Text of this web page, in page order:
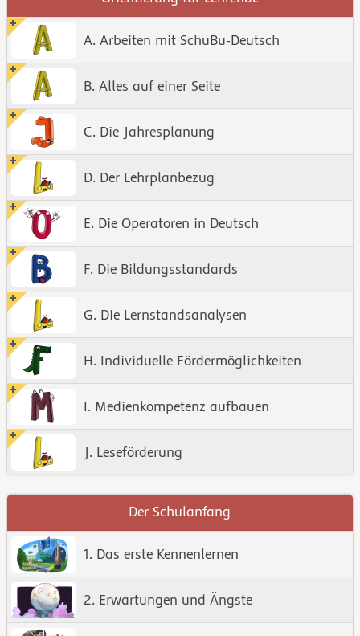
A. Arbeiten mit SchuBu-Deutsch
B. Alles auf einer Seite
C. Die Jahresplanung
D. Der Lehrplanbezug
E. Die Operatoren in Deutsch
F. Die Bildungsstandards
G. Die Lernstandsanalysen
H. Individuelle Fördermöglichkeiten
I. Medienkompetenz aufbauen
J. Leseförderung
Der Schulanfang
1. Das erste Kennenlernen
2. Erwartungen und Ängste